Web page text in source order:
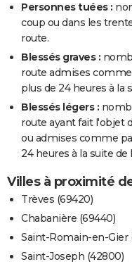
Personnes tuées :
coup ou dans les
route.
Blessés graves :
route admises
plus de 24 heures à la
Blessés légers :
route ayant fait l'objet
ou admises comme
24 heures à la suite de
Villes à proximité
Trèves (69420)
Chabanière (69440)
Saint-Romain-en-Gier
Saint-Joseph (42800)